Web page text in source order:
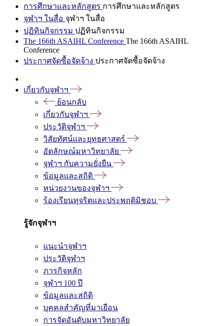
การศึกษาและหลักสูตร การศึกษาและหลักสูตร
จุฬาฯ ในสื่อ จุฬาฯ ในสื่อ
ปฏิทินกิจกรรม ปฏิทินกิจกรรม
The 166th ASAIHL Conference The 166th ASAIHL
Conference
ประกาศจัดซื้อจัดจ้าง ประกาศจัดซื้อจัดจ้าง
เกี่ยวกับจุฬาฯ
ย้อนกลับ
เกี่ยวกับจุฬาฯ
ประวัติจุฬาฯ
วิสัยทัศน์และยุทธศาสตร์
อัตลักษณ์มหาวิทยาลัย
จุฬาฯ กับความยั่งยืน
ข้อมูลและสถิติ
หน่วยงานของจุฬาฯ
ร้องเรียนทุจริตและประพฤติมิชอบ
รู้จักจุฬาฯ
แนะนำจุฬาฯ
ประวัติจุฬาฯ
ภารกิจหลัก
จุฬาฯ 100 ปี
ข้อมูลและสถิติ
บุคคลสำคัญที่มาเยือน
การจัดอันดับมหาวิทยาลัย